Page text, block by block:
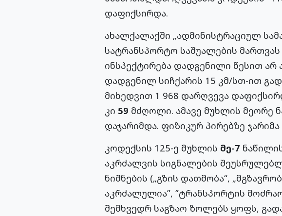
დაფიქსირდა.
ახალქალაქში „ადმინისტრაციულ
სატრანსპორტო საშუალების
ინსპექტირება დადგენილი წესით
დადგენილ სიჩქარის 15 კმ/სთ-ით
მიხედვით 1 968 დარღვევა
კი 59 მძღოლი. ამავე მუხლის მეორე
დაჯარიმდა. ფიზიკურ პირებზე
კოდექსის 125-ე მუხლის მე-7
აკრძალვის სიგნალების
ნიშნების („გზის დათმობა“,
აკრძალულია”, ”ტრანსპორტის
შემხვედრ საგზაო ზოლებს ყოფს,